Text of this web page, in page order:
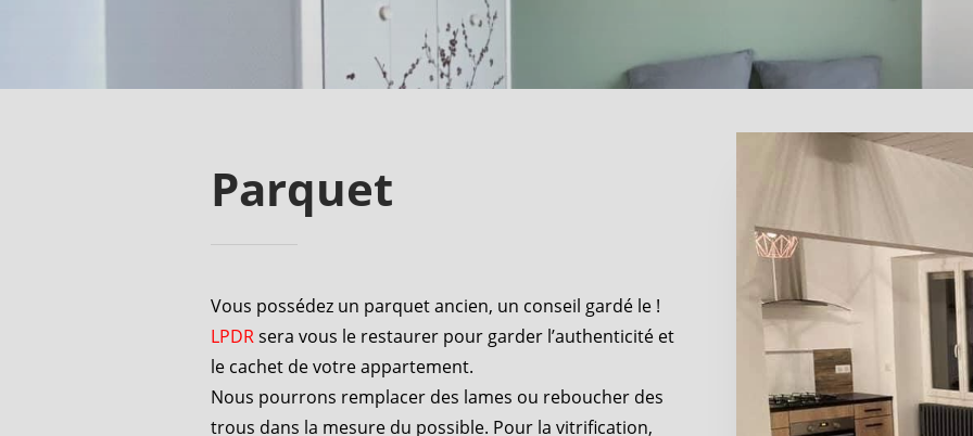
Parquet
Vous possédez un parquet ancien, un conseil gardé le !
LPDRsera vous le restaurer pour garder l’authenticité et
le cachet de votre appartement.
Nous pourrons remplacer des lames ou reboucher des
trous dans la mesure du possible. Pour la vitrification,